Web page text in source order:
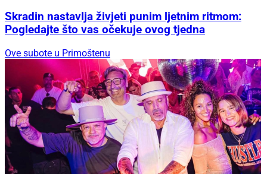
Skradin nastavlja živjeti punim ljetnim ritmom:
Pogledajte što vas očekuje ovog tjedna
Ove subote u Primoštenu